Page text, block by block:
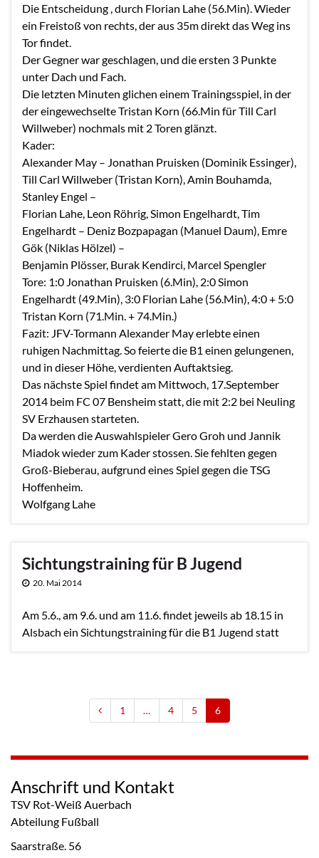
Die Entscheidung , durch Florian Lahe (56.Min). Wieder
ein Freistoß von rechts, der aus 35m direkt das Weg ins
Tor findet.
Der Gegner war geschlagen, und die ersten 3 Punkte
unter Dach und Fach.
Die letzten Minuten glichen einem Trainingsspiel, in der
der eingewechselte Tristan Korn (66.Min für Till Carl
Willweber) nochmals mit 2 Toren glänzt.
Kader:
Alexander May – Jonathan Pruisken (Dominik Essinger),
Till Carl Willweber (Tristan Korn), Amin Bouhamda,
Stanley Engel –
Florian Lahe, Leon Röhrig, Simon Engelhardt, Tim
Engelhardt – Deniz Bozpapagan (Manuel Daum), Emre
Gök (Niklas Hölzel) –
Benjamin Plösser, Burak Kendirci, Marcel Spengler
Tore: 1:0 Jonathan Pruisken (6.Min), 2:0 Simon
Engelhardt (49.Min), 3:0 Florian Lahe (56.Min), 4:0 + 5:0
Tristan Korn (71.Min. + 74.Min.)
Fazit: JFV-Tormann Alexander May erlebte einen
ruhigen Nachmittag. So feierte die B1 einen gelungenen,
und in dieser Höhe, verdienten Auftaktsieg.
Das nächste Spiel findet am Mittwoch, 17.September
2014 beim FC 07 Bensheim statt, die mit 2:2 bei Neuling
SV Erzhausen starteten.
Da werden die Auswahlspieler Gero Groh und Jannik
Miadok wieder zum Kader stossen. Sie fehlten gegen
Groß-Bieberau, aufgrund eines Spiel gegen die TSG
Hoffenheim.
Wolfgang Lahe
Sichtungstraining für B Jugend
20. Mai 2014
Am 5.6., am 9.6. und am 11.6. findet jeweils ab 18.15 in
Alsbach ein Sichtungstraining für die B1 Jugend statt
1 … 4 5 6
Anschrift und Kontakt
TSV Rot-Weiß Auerbach
Abteilung Fußball
Saarstraße. 56